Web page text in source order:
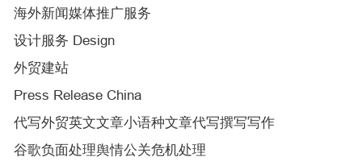
海外新闻媒体推广服务
设计服务 Design
外贸建站
Press Release China
代写外贸英文文章小语种文章代写撰写写作
谷歌负面处理舆情公关危机处理